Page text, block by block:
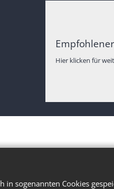
sogenannten Cookies
Hier klicken für